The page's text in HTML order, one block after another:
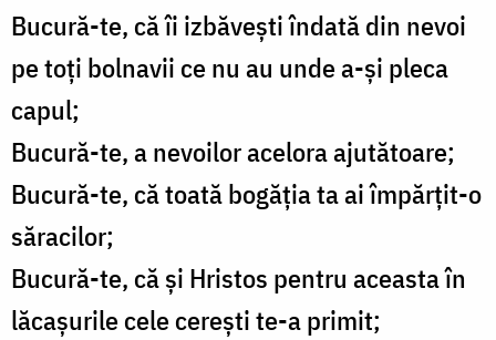
Bucură-te, că îi izbăveşti îndată din nevoi
pe toţi bolnavii ce nu au unde a-şi pleca
capul;
Bucură-te, a nevoilor acelora ajutătoare;
Bucură-te, că toată bogăţia ta ai împărţit-o
săracilor;
Bucură-te, că şi Hristos pentru aceasta în
lăcaşurile cele cereşti te-a primit;